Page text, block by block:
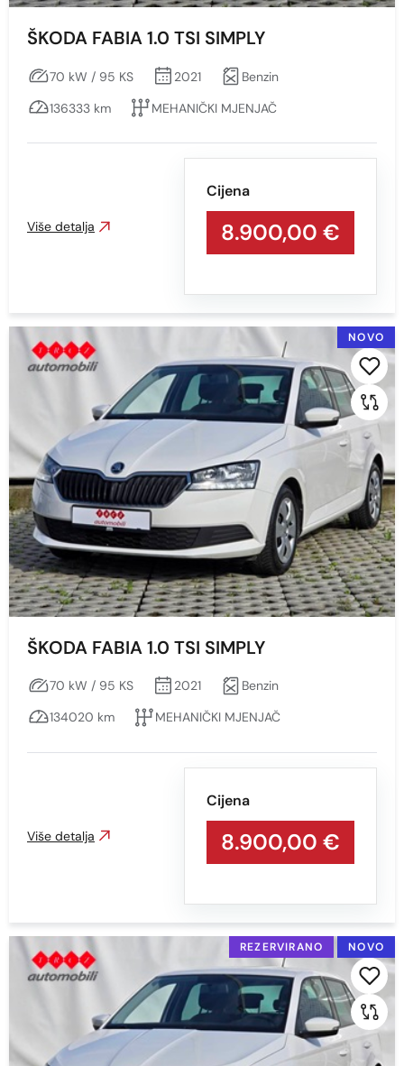
ŠKODA FABIA 1.0 TSI SIMPLY
70 kW / 95 KS 2021
Benzin
136333 km
MEHANIČKI MJENJAČ
Cijena
8.900,00 €
Više detalja
NOVO
ŠKODA FABIA 1.0 TSI SIMPLY
70 kW / 95 KS 2021
Benzin
134020 km
MEHANIČKI MJENJAČ
Cijena
8.900,00 €
Više detalja
REZERVIRANO NOVO